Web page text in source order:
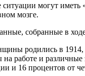
могут иметь
мозге.
собранные в
родились в 1914,
работе и
и 16 процентов от